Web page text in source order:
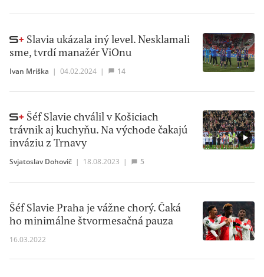
Slavia ukázala iný level. Nesklamali
sme, tvrdí manažér ViOnu
Ivan Mriška | 04.02.2024 | 14
Šéf Slavie chválil v Košiciach
trávnik aj kuchyňu. Na východe čakajú
inváziu z Trnavy
Svjatoslav Dohovič | 18.08.2023 | 5
Šéf Slavie Praha je vážne chorý. Čaká
ho minimálne štvormesačná pauza
16.03.2022